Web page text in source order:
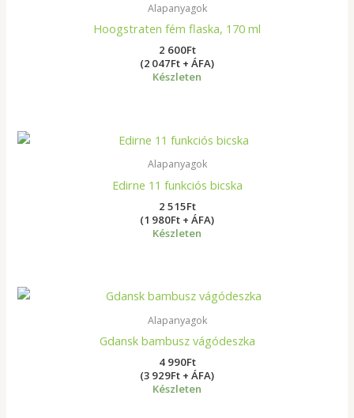
Alapanyagok
Hoogstraten fém flaska, 170 ml
2 600Ft
(2 047Ft + ÁFA)
Készleten
Alapanyagok
Edirne 11 funkciós bicska
2 515Ft
(1 980Ft + ÁFA)
Készleten
Alapanyagok
Gdansk bambusz vágódeszka
4 990Ft
(3 929Ft + ÁFA)
Készleten